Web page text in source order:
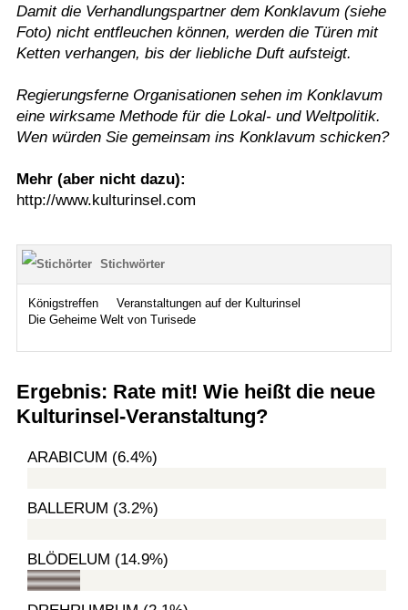
Damit die Verhandlungspartner dem Konklavum (siehe
Foto) nicht entfleuchen können, werden die Türen mit
Ketten verhangen, bis der liebliche Duft aufsteigt.
Regierungsferne Organisationen sehen im Konklavum
eine wirksame Methode für die Lokal- und Weltpolitik.
Wen würden Sie gemeinsam ins Konklavum schicken?
Mehr (aber nicht dazu):
http://www.kulturinsel.com
Stichwörter
Königstreffen
Veranstaltungen auf der Kulturinsel
Die Geheime Welt von Turisede
Ergebnis: Rate mit! Wie heißt die neue
Kulturinsel-Veranstaltung?
ARABICUM (6.4%)
BALLERUM (3.2%)
BLÖDELUM (14.9%)